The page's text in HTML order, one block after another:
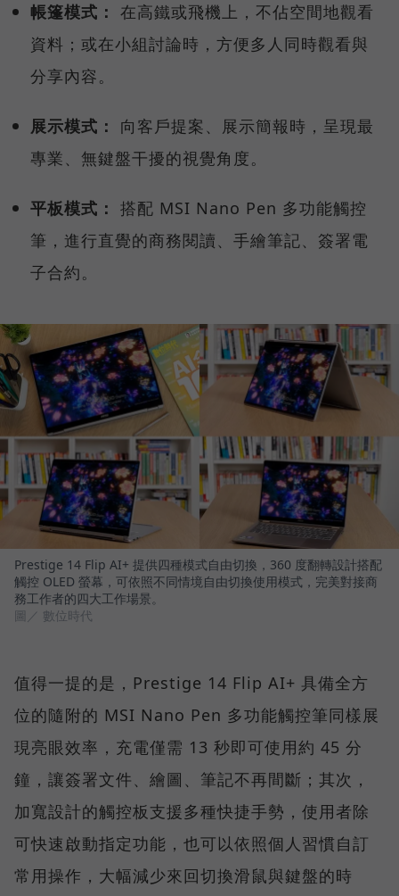
帳篷模式： 在高鐵或飛機上，不佔空間地觀看
資料；或在小組討論時，方便多人同時觀看與
分享內容。
展示模式：
向客戶提案、展示簡報時，呈現最
專業、無鍵盤干擾的視覺角度。
平板模式： 搭配 MSI Nano Pen 多功能觸控
筆，進行直覺的商務閱讀、手繪筆記、簽署電
子合約。
Prestige 14 Flip AI+ 提供四種模式自由切換，360 度翻轉設計搭配
觸控 OLED 螢幕，可依照不同情境自由切換使用模式，完美對接商
務工作者的四大工作場景。
圖／ 數位時代
值得一提的是，Prestige 14 Flip AI+ 具備全方
位的隨附的 MSI Nano Pen 多功能觸控筆同樣展
現亮眼效率，充電僅需 13 秒即可使用約 45 分
鐘，讓簽署文件、繪圖、筆記不再間斷；其次，
加寬設計的觸控板支援多種快捷手勢，使用者除
可快速啟動指定功能，也可以依照個人習慣自訂
常用操作，大幅減少來回切換滑鼠與鍵盤的時